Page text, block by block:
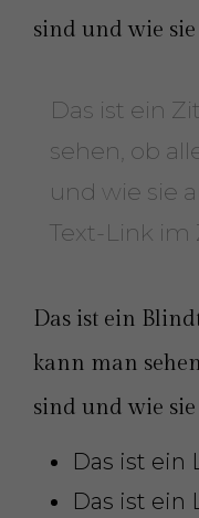
sind und wie sie
Das ist ein
sehen, ob
und wie sie
Text-Link im
Das ist ein
kann man
sind und wie sie
Das ist ein
Das ist ein